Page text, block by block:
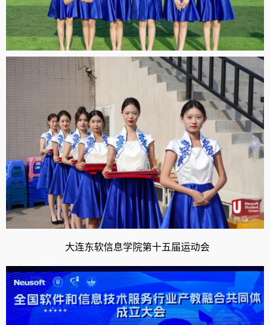
大连东软信息学院第十五届运动会